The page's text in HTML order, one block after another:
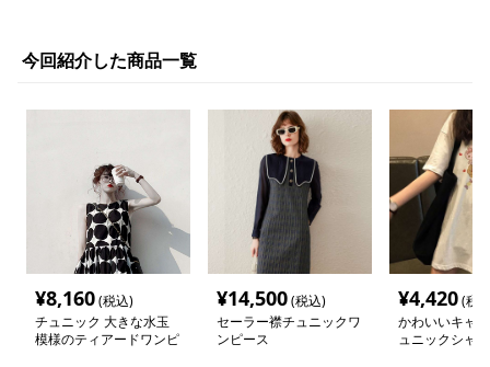
今回紹介した商品一覧
¥8,160(税込)
チュニック 大きな水玉
模様のティアードワンピ
¥14,500(税込)
セーラー襟チュニックワ
ンピース
¥4,420(税
かわいいキャ
ュニックシャツ